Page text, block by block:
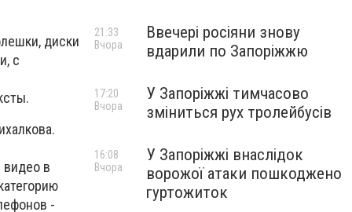
диски
с
видео в
-
Ввечері росіяни знову
вдарили по Запоріжжю
21:33
Вчора
У Запоріжжі тимчасово
зміниться рух тролейбусів
17:20
Вчора
У Запоріжжі внаслідок
ворожої атаки пошкоджено
гуртожиток
16:08
Вчора